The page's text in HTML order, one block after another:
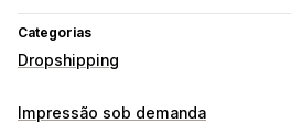
Categorias
Dropshipping
Produtos que você pode vender
Impressão sob demanda